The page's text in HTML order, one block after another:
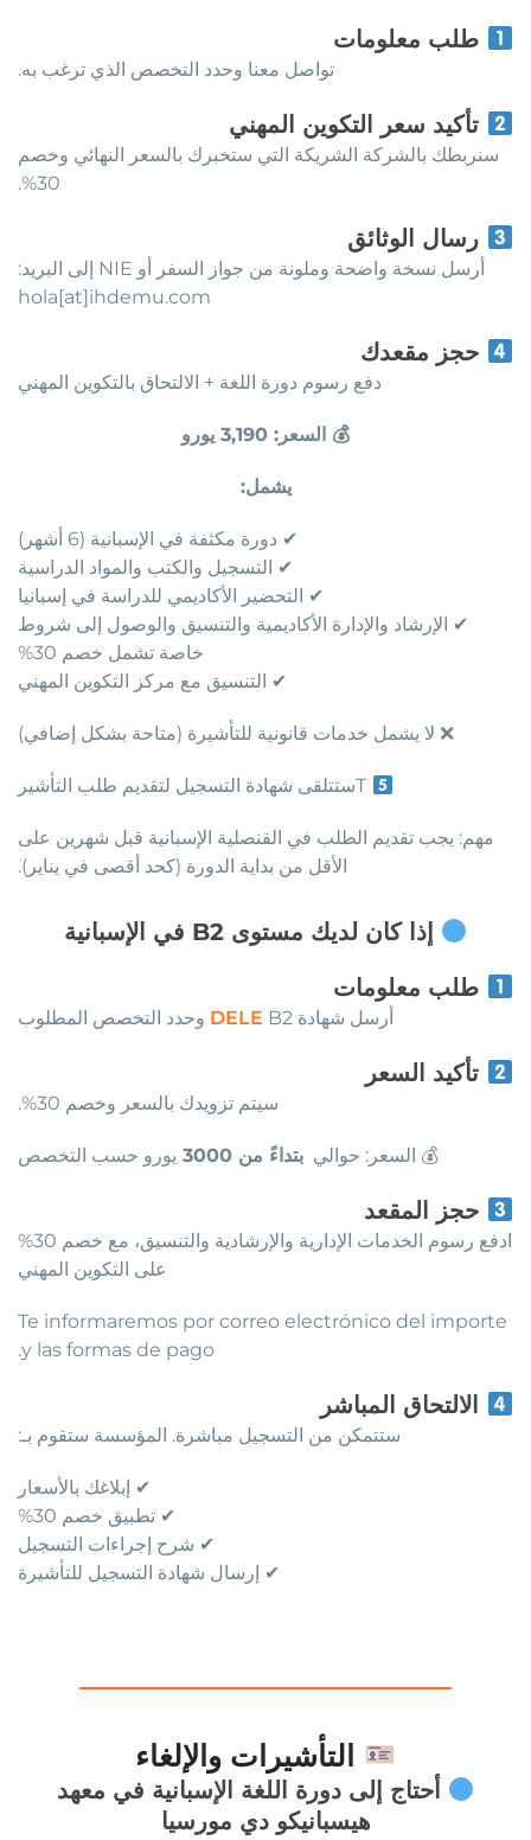
طلب معلومات
تواصل معنا وحدد التخصص الذي ترغب به.
تأكيد سعر التكوين المهني
سنربطك بالشركة الشريكة التي ستخبرك بالسعر النهائي وخصم
30%.
رسال الوثائق
أرسل نسخة واضحة وملونة من جواز السفر أو NIE إلى البريد:
hola[at]ihdemu.com
حجز مقعدك
دفع رسوم دورة اللغة + الالتحاق بالتكوين المهني
💰 السعر: 3,190 يورو
يشمل:
✔ دورة مكثفة في الإسبانية (6 أشهر)
✔ التسجيل والكتب والمواد الدراسية
✔ التحضير الأكاديمي للدراسة في إسبانيا
✔ الإرشاد والإدارة الأكاديمية والتنسيق والوصول إلى شروط
خاصة تشمل خصم 30%
✔ التنسيق مع مركز التكوين المهني
❌ لا يشمل خدمات قانونية للتأشيرة (متاحة بشكل إضافي)
Tستتلقى شهادة التسجيل لتقديم طلب التأشير
مهم: يجب تقديم الطلب في القنصلية الإسبانية قبل شهرين على
الأقل من بداية الدورة (كحد أقصى في يناير).
إذا كان لديك مستوى B2 في الإسبانية
طلب معلومات
أرسل شهادة DELE B2 وحدد التخصص المطلوب
تأكيد السعر
سيتم تزويدك بالسعر وخصم 30%.
💰 السعر: حوالي بتداءً من 3000 يورو حسب التخصص
حجز المقعد
ادفع رسوم الخدمات الإدارية والإرشادية والتنسيق، مع خصم 30%
على التكوين المهني
Te informaremos por correo electrónico del importe
y las formas de pago.
الالتحاق المباشر
ستتمكن من التسجيل مباشرة. المؤسسة ستقوم بـ:
✔ إبلاغك بالأسعار
✔ تطبيق خصم 30%
✔ شرح إجراءات التسجيل
✔ إرسال شهادة التسجيل للتأشيرة
التأشيرات والإلغاء
أحتاج إلى دورة اللغة الإسبانية في معهد
هيسبانيكو دي مورسيا